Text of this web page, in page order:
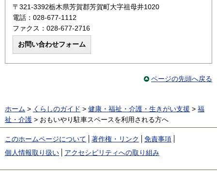
〒321-3392栃木県芳賀郡芳賀町大字祖母井1020
電話：028-677-1112
ファクス：028-677-2716
ページの先頭へ戻る
ホーム > くらしのガイド > 健康・福祉・介護・生きがい支援 > 福
祉・介護 > おもいやり駐車スペースを利用される方へ
このホームページについて 著作権・リンク
免責事項
個人情報取り扱い
アクセシビリティへの取り組み